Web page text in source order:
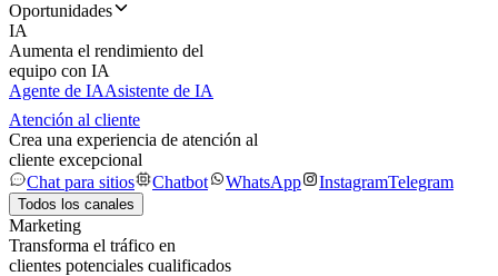
Oportunidades
IA
Aumenta el rendimiento del
equipo con IA
Agente de IAAsistente de IA
Atención al cliente
Crea una experiencia de atención al
cliente excepcional
Chat para sitios
Chatbot WhatsApp InstagramTelegram
Todos los canales
Marketing
Transforma el tráfico en
clientes potenciales cualificados